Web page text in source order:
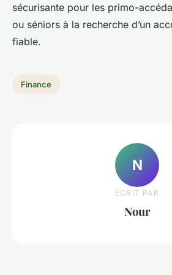
sécurisante pour les primo-
ou séniors à la recherche d’un
fiable.
Finance
N
ECRIT PAR
Nour